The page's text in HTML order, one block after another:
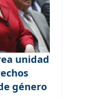
unidad
género